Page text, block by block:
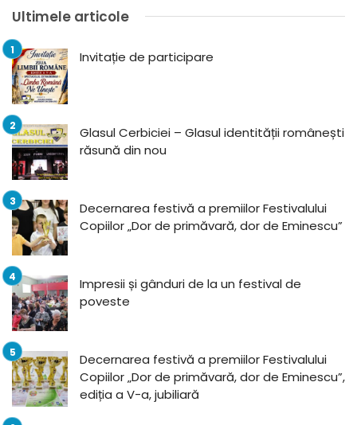
Ultimele articole
Invitație de participare
Glasul Cerbiciei – Glasul identității românești
răsună din nou
Decernarea festivă a premiilor Festivalului
Copiilor „Dor de primăvară, dor de Eminescu”
Impresii și gânduri de la un festival de
poveste
Decernarea festivă a premiilor Festivalului
Copiilor „Dor de primăvară, dor de Eminescu”,
ediția a V-a, jubiliară